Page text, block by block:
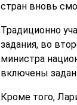
стран вновь
Традиционно
задания, во
министра
включены
Кроме того,